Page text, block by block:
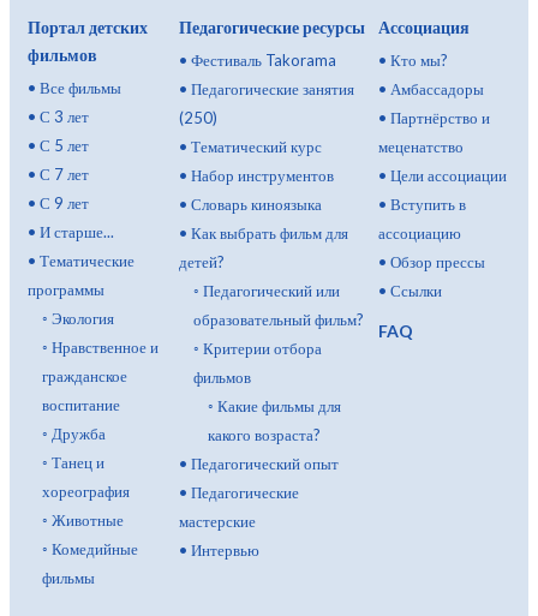
Портал детских
фильмов
• Все фильмы
• С 3 лет
• С 5 лет
• С 7 лет
• С 9 лет
• И старше...
• Тематические
программы
◦ Экология
◦ Нравственное и
гражданское
воспитание
◦ Дружба
◦ Танец и
хореография
◦ Животные
◦ Комедийные
фильмы
Педагогические ресурсы
• Фестиваль Takorama
• Педагогические занятия
(250)
• Тематический курс
• Набор инструментов
• Словарь киноязыка
• Как выбрать фильм для
детей?
◦ Педагогический или
образовательный фильм?
◦ Критерии отбора
фильмов
◦ Какие фильмы для
какого возраста?
• Педагогический опыт
• Педагогические
мастерские
• Интервью
Ассоциация
•Кто мы?
•Амбассадоры
•Партнёрство и
меценатство
•Цели ассоциации
•Вступить в
ассоциацию
•Обзор прессы
•Ссылки
FAQ